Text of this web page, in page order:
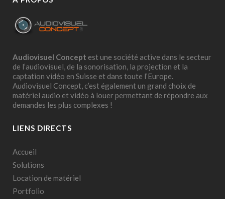
Audiovisuel Concept est une société active dans le secteur
de l’audiovisuel, de la sonorisation, la projection et la
captation vidéo en Suisse et dans toute l’Europe.
Audiovisuel Concept, c’est également un grand choix de
matériel audio et vidéo à louer permettant de répondre aux
demandes les plus complexes !
LIENS DIRECTS
Accueil
Solutions
Location de matériel
Portfolio